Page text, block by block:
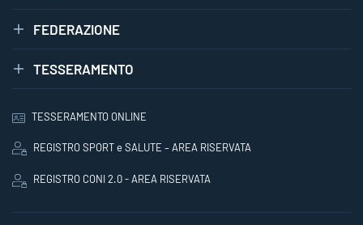
FEDERAZIONE
TESSERAMENTO
TESSERAMENTO ONLINE
REGISTRO SPORT e SALUTE – AREA RISERVATA
REGISTRO CONI 2.0 - AREA RISERVATA